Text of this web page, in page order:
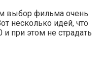
выбор фильма очень
несколько идей, что
и при этом не страдать